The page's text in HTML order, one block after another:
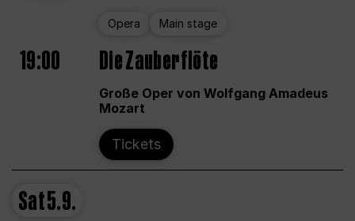
Opera Main stage
19:00 Die Zauberflöte
Große Oper von Wolfgang Amadeus
Mozart
Tickets
Sat5.9.